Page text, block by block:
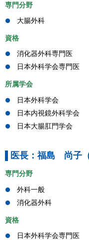
専門分野
大腸外科
資格
消化器外科専門医
日本外科学会専門医
所属学会
日本外科学会
日本内視鏡外科学会
日本大腸肛門学会
医長：福島 尚子
専門分野
外科一般
消化器外科
資格
日本外科学会専門医